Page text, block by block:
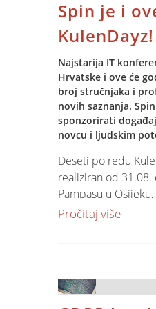
upravo korištenjem
Softwarea.
Konkretno, kroz
'Jupiter Softwarea'
skladištenje nešto
tona pšenice što
posto od ukupnog
uroda. Prema
zavoda za
pšenica sijana na
prosječan prinos
Koristeći
otkup izvršile tvrtke:
Mlin i Pekare,
Spin je i
KulenDayz!
Najstarija IT
Hrvatske i ove će
broj stručnjaka i
novih saznanja.
sponzorirati
novcu i ljudskim
Deseti po redu
realiziran od 31.08.
Pampasu u
zanimljivosti,
paralelnih trackova.
Pročitaj više